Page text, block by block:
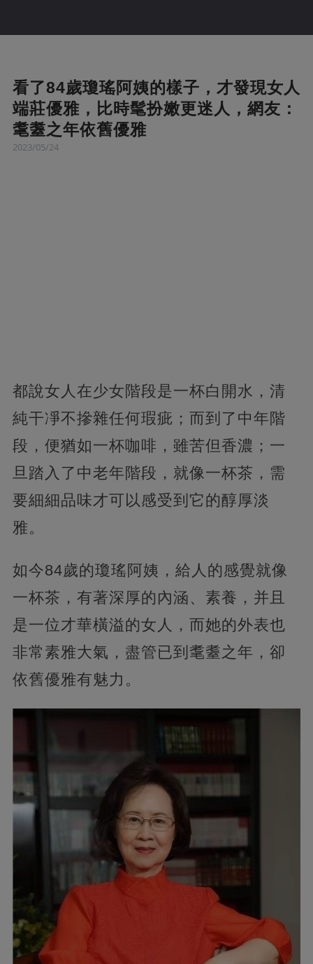
看了84歲瓊瑤阿姨的樣子，才發現女人
端莊優雅，比時髦扮嫩更迷人，網友：
耄耋之年依舊優雅
2023/05/24
都說女人在少女階段是一杯白開水，清
純干凈不摻雜任何瑕疵；而到了中年階
段，便猶如一杯咖啡，雖苦但香濃；一
旦踏入了中老年階段，就像一杯茶，需
要細細品味才可以感受到它的醇厚淡
雅。
如今84歲的瓊瑤阿姨，給人的感覺就像
一杯茶，有著深厚的內涵、素養，并且
是一位才華橫溢的女人，而她的外表也
非常素雅大氣，盡管已到耄耋之年，卻
依舊優雅有魅力。